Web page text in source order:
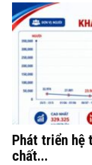
Phát triển hệ
chất...